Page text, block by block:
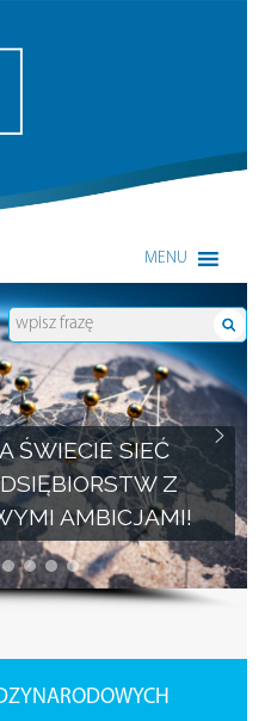
MENU
ŚWIECIE SIEĆ
Z
AMBICJAMI!
INNOWACJI I